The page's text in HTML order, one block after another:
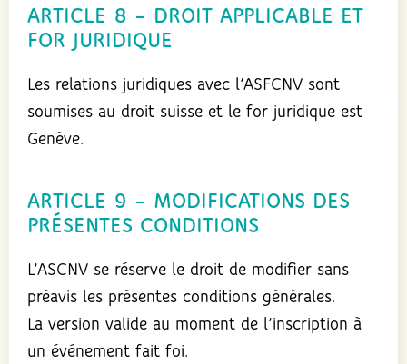
ARTICLE 8 – DROIT APPLICABLE ET
FOR JURIDIQUE
Les relations juridiques avec l’ASFCNV sont
soumises au droit suisse et le for juridique est
Genève.
ARTICLE 9 – MODIFICATIONS DES
PRÉSENTES CONDITIONS
L’ASCNV se réserve le droit de modifier sans
préavis les présentes conditions générales.
La version valide au moment de l’inscription à
un événement fait foi.